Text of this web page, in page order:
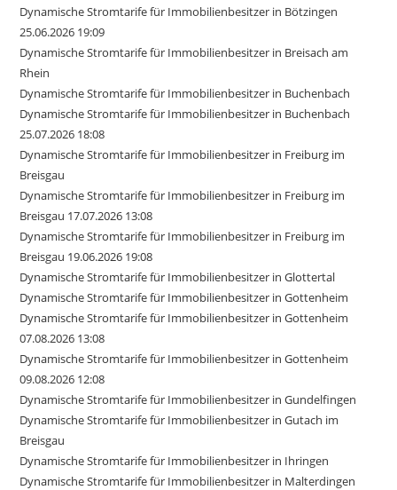
Dynamische Stromtarife für Immobilienbesitzer in Bötzingen
25.06.2026 19:09
Dynamische Stromtarife für Immobilienbesitzer in Breisach am
Rhein
Dynamische Stromtarife für Immobilienbesitzer in Buchenbach
Dynamische Stromtarife für Immobilienbesitzer in Buchenbach
25.07.2026 18:08
Dynamische Stromtarife für Immobilienbesitzer in Freiburg im
Breisgau
Dynamische Stromtarife für Immobilienbesitzer in Freiburg im
Breisgau 17.07.2026 13:08
Dynamische Stromtarife für Immobilienbesitzer in Freiburg im
Breisgau 19.06.2026 19:08
Dynamische Stromtarife für Immobilienbesitzer in Glottertal
Dynamische Stromtarife für Immobilienbesitzer in Gottenheim
Dynamische Stromtarife für Immobilienbesitzer in Gottenheim
07.08.2026 13:08
Dynamische Stromtarife für Immobilienbesitzer in Gottenheim
09.08.2026 12:08
Dynamische Stromtarife für Immobilienbesitzer in Gundelfingen
Dynamische Stromtarife für Immobilienbesitzer in Gutach im
Breisgau
Dynamische Stromtarife für Immobilienbesitzer in Ihringen
Dynamische Stromtarife für Immobilienbesitzer in Malterdingen